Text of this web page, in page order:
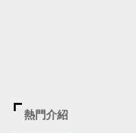
熱門介紹